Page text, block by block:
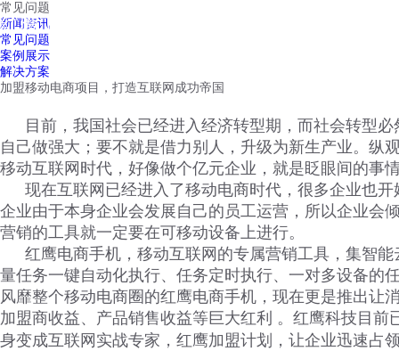
红鹰工作手机
常见问题
新闻资讯
常见问题
案例展示
解决方案
加盟移动电商项目，打造互联网成功帝国
目前，我国社会已经进入经济转型期，而社会转型
自己做强大；要不就是借力别人，升级为新生产业。纵
移动互联网时代，好像做个亿元企业，就是眨眼间的事
现在互联网已经进入了移动电商时代，很多企业也
企业由于本身企业会发展自己的员工运营，所以企业会
营销的工具就一定要在可移动设备上进行。
红鹰电商手机，移动互联网的专属营销工具，集智
量任务一键自动化执行、任务定时执行、一对多设备的
风靡整个移动电商圈的红鹰电商手机，现在更是推出让
加盟商收益、产品销售收益等巨大红利 。红鹰科技目前
身变成互联网实战专家，红鹰加盟计划，让企业迅速占